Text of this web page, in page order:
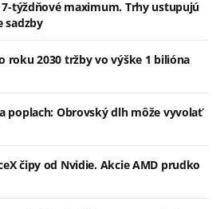
týždňové maximum. Trhy ustupujú
sadzby
roku 2030 tržby vo výške 1 bilióna
poplach: Obrovský dlh môže vyvolať
čipy od Nvidie. Akcie AMD prudko